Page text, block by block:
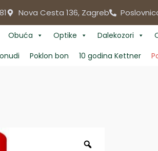
Nova Cesta 136, Zagreb
Obuća Optike Dalekozori
Poklon bon 10 godina Kettner